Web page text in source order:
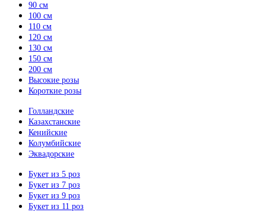
90 см
100 см
110 см
120 см
130 см
150 см
200 см
Высокие розы
Короткие розы
Голландские
Казахстанские
Кенийские
Колумбийские
Эквадорские
Букет из 5 роз
Букет из 7 роз
Букет из 9 роз
Букет из 11 роз